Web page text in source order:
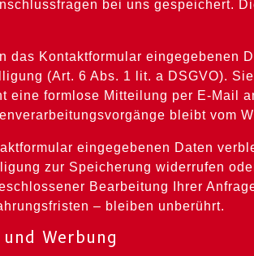
bei uns gespeichert.
das Kontaktformular eingegebenen
(Art. 6 Abs. 1 lit. a DSGVO).
eine formlose Mitteilung per E-Mail
bleibt vom
eingegebenen Daten
zur Speicherung widerrufen
Bearbeitung Ihrer
– bleiben unberührt.
Werbung